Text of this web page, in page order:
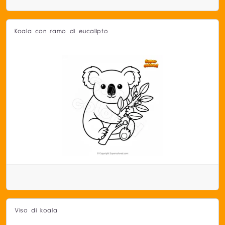
Koala con ramo di eucalipto
Viso di koala